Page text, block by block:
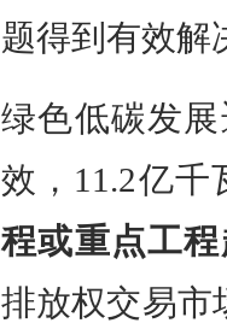
题得到有效解
绿色低碳发
效，11.2亿千
程或重点工
排放权交易市